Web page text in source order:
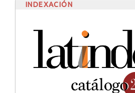
INDEXACIÓN